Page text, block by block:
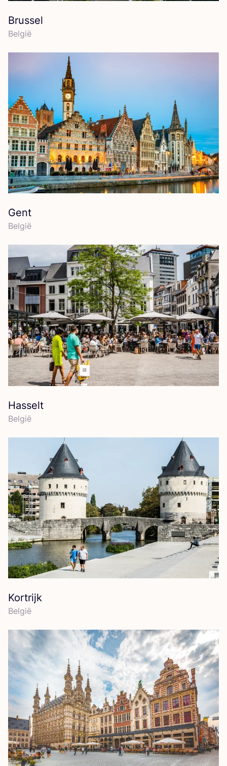
Brussel
Bel­gië
Gent
Bel­gië
Hasselt
Bel­gië
Kortrijk
Bel­gië